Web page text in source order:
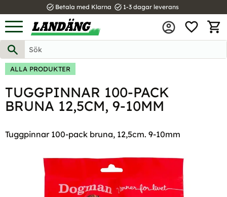
Meny
task_alt Betala med Klarna task_alt 1-3 dagar leverans
ALLA PRODUKTER
TUGGPINNAR 100-PACK
BRUNA 12,5CM, 9-10MM
Tuggpinnar 100-pack bruna, 12,5cm. 9-10mm